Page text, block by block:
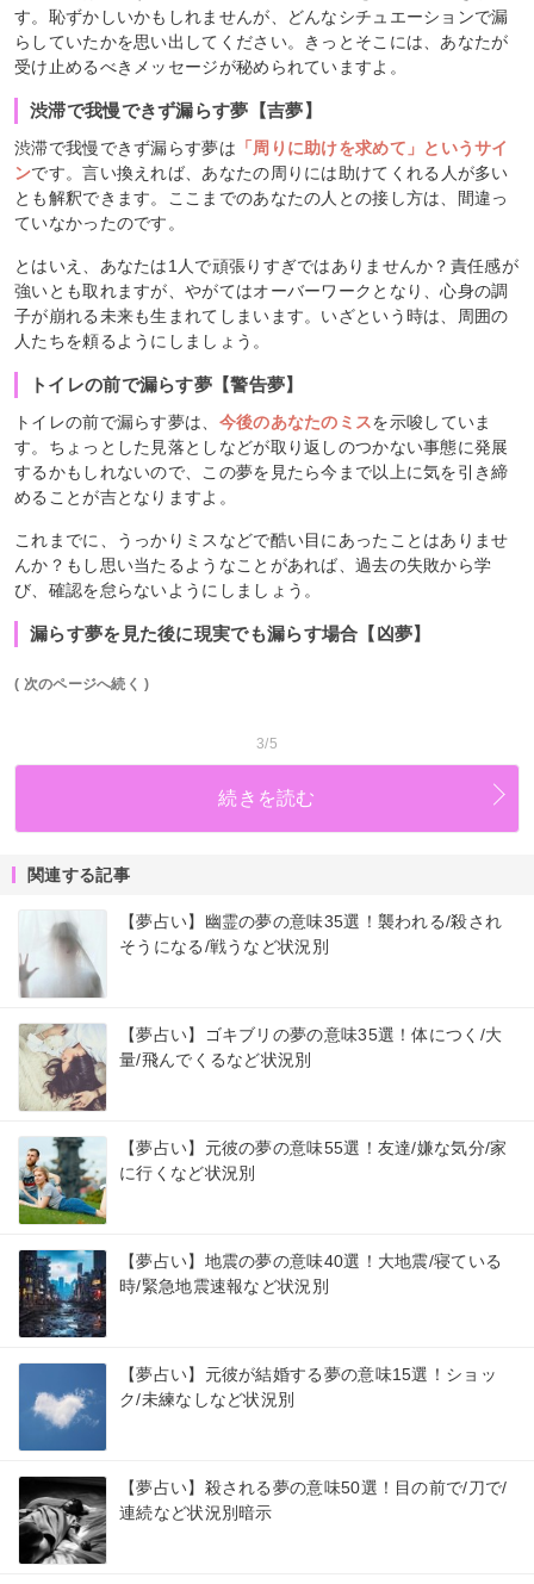
す。恥ずかしいかもしれませんが、どんなシチュエーションで漏
らしていたかを思い出してください。きっとそこには、あなたが
受け止めるべきメッセージが秘められていますよ。
渋滞で我慢できず漏らす夢【吉夢】
渋滞で我慢できず漏らす夢は 「周りに助けを求めて」というサイ
ンです。言い換えれば、あなたの周りには助けてくれる人が多い
とも解釈できます。ここまでのあなたの人との接し方は、間違っ
ていなかったのです。
とはいえ、あなたは1人で頑張りすぎではありませんか？責任感が
強いとも取れますが、やがてはオーバーワークとなり、心身の調
子が崩れる未来も生まれてしまいます。いざという時は、周囲の
人たちを頼るようにしましょう。
トイレの前で漏らす夢【警告夢】
トイレの前で漏らす夢は、 今後のあなたのミスを示唆していま
す。ちょっとした見落としなどが取り返しのつかない事態に発展
するかもしれないので、この夢を見たら今まで以上に気を引き締
めることが吉となりますよ。
これまでに、うっかりミスなどで酷い目にあったことはありませ
んか？もし思い当たるようなことがあれば、過去の失敗から学
び、確認を怠らないようにしましょう。
漏らす夢を見た後に現実でも漏らす場合【凶夢】
( 次のページへ続く )
3/5
続きを読む
関連する記事
【夢占い】幽霊の夢の意味35選！襲われる/殺され
そうになる/戦うなど状況別
【夢占い】ゴキブリの夢の意味35選！体につく/大
量/飛んでくるなど状況別
【夢占い】元彼の夢の意味55選！友達/嫌な気分/家
に行くなど状況別
【夢占い】地震の夢の意味40選！大地震/寝ている
時/緊急地震速報など状況別
【夢占い】元彼が結婚する夢の意味15選！ショッ
ク/未練なしなど状況別
【夢占い】殺される夢の意味50選！目の前で/刀で/
連続など状況別暗示